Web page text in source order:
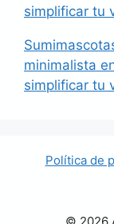
simplificar tu
minimalista
simplificar tu
Política de